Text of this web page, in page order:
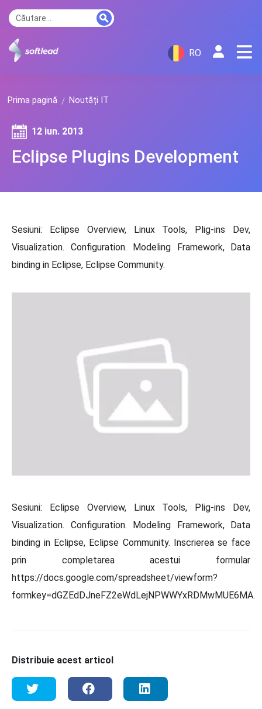
RO
Prima pagină Noutăți IT
Eclipse Plugins Development
12 iun. 2013
Sesiuni: Eclipse Overview, Linux Tools, Plig-ins Dev,
Visualization. Configuration. Modeling Framework, Data
binding in Eclipse, Eclipse Community.
Sesiuni: Eclipse Overview, Linux Tools, Plig-ins Dev,
Visualization. Configuration. Modeling Framework, Data
binding in Eclipse, Eclipse Community. Inscrierea se face
prin completarea acestui formular
https://docs.google.com/spreadsheet/viewform?
formkey=dGZEdDJneFZ2eWdLejNPWWYxRDMwMUE6MA.
Distribuie acest articol